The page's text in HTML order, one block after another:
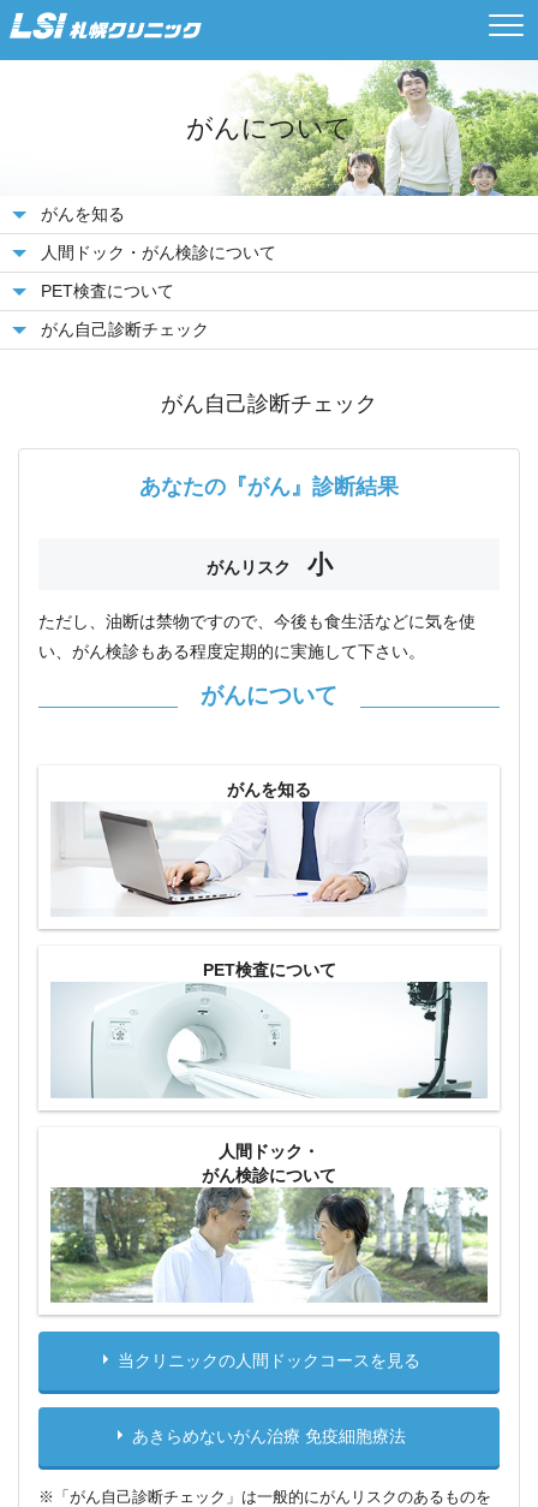
がんについて
がんを知る
人間ドック・がん検診について
PET検査について
がん自己診断チェック
がん自己診断チェック
あなたの『がん』診断結果
がんリスク 小
ただし、油断は禁物ですので、今後も食生活などに気を使
い、がん検診もある程度定期的に実施して下さい。
がんについて
がんを知る
PET検査について
人間ドック・
がん検診について
当クリニックの人間ドックコースを見る
あきらめないがん治療 免疫細胞療法
※「がん自己診断チェック」は一般的にがんリスクのあるものを